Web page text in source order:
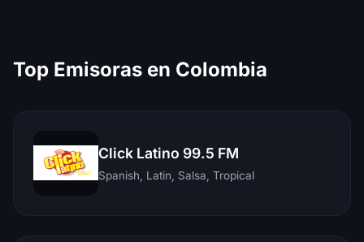
Top Emisoras en Colombia
Click Latino 99.5 FM
Spanish, Latin, Salsa, Tropical